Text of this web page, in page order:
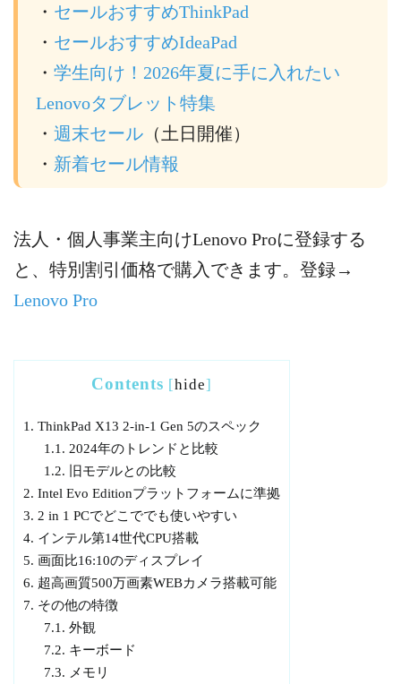
・ セールおすすめThinkPad
・ セールおすすめIdeaPad
・ 学生向け！2026年夏に手に入れたい
Lenovoタブレット特集
・ 週末セール （土日開催）
・ 新着セール情報
法人・個人事業主向けLenovo Proに登録する
と、特別割引価格で購入できます。登録→
Lenovo Pro
Contents [hide]
1. ThinkPad X13 2-in-1 Gen 5のスペック
1.1. 2024年のトレンドと比較
1.2. 旧モデルとの比較
2. Intel Evo Editionプラットフォームに準拠
3. 2 in 1 PCでどこででも使いやすい
4. インテル第14世代CPU搭載
5. 画面比16:10のディスプレイ
6. 超高画質500万画素WEBカメラ搭載可能
7. その他の特徴
7.1. 外観
7.2. キーボード
7.3. メモリ